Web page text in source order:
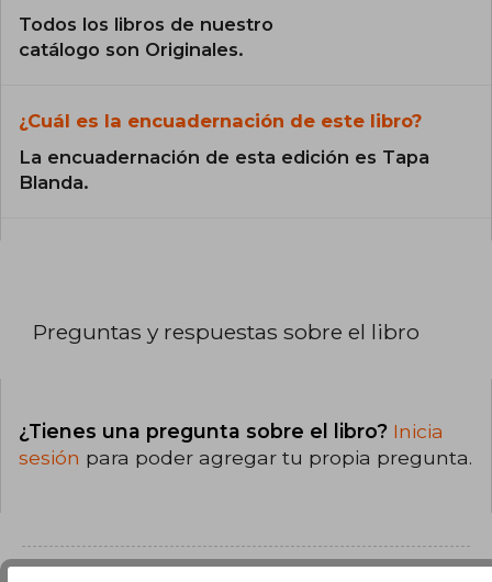
Todos los libros de nuestro
catálogo son Originales.
¿Cuál es la encuadernación de este libro?
La encuadernación de esta edición es Tapa
Blanda.
Preguntas y respuestas sobre el libro
¿Tienes una pregunta sobre el libro? Inicia
sesión para poder agregar tu propia pregunta.